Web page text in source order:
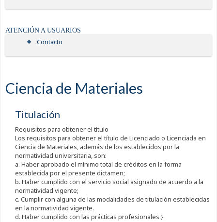
ATENCIÓN A USUARIOS
Contacto
Ciencia de Materiales
Titulación
Requisitos para obtener el título
Los requisitos para obtener el título de Licenciado o Licenciada en
Ciencia de Materiales, además de los establecidos por la
normatividad universitaria, son:
a. Haber aprobado el mínimo total de créditos en la forma
establecida por el presente dictamen;
b. Haber cumplido con el servicio social asignado de acuerdo a la
normatividad vigente;
c. Cumplir con alguna de las modalidades de titulación establecidas
en la normatividad vigente.
d. Haber cumplido con las prácticas profesionales.}